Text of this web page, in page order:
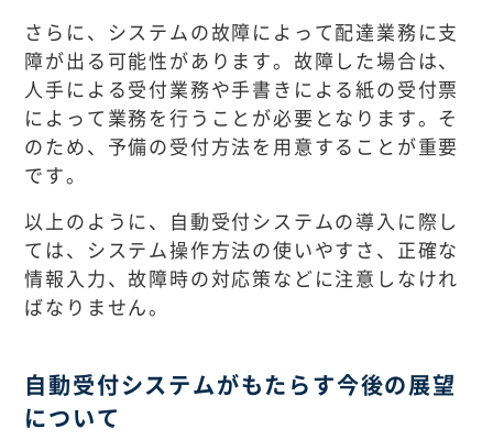
さらに、システムの故障によって配達業務に支
障が出る可能性があります。故障した場合は、
人手による受付業務や手書きによる紙の受付票
によって業務を行うことが必要となります。そ
のため、予備の受付方法を用意することが重要
です。
以上のように、自動受付システムの導入に際し
ては、システム操作方法の使いやすさ、正確な
情報入力、故障時の対応策などに注意しなけれ
ばなりません。
自動受付システムがもたらす今後の展望
について